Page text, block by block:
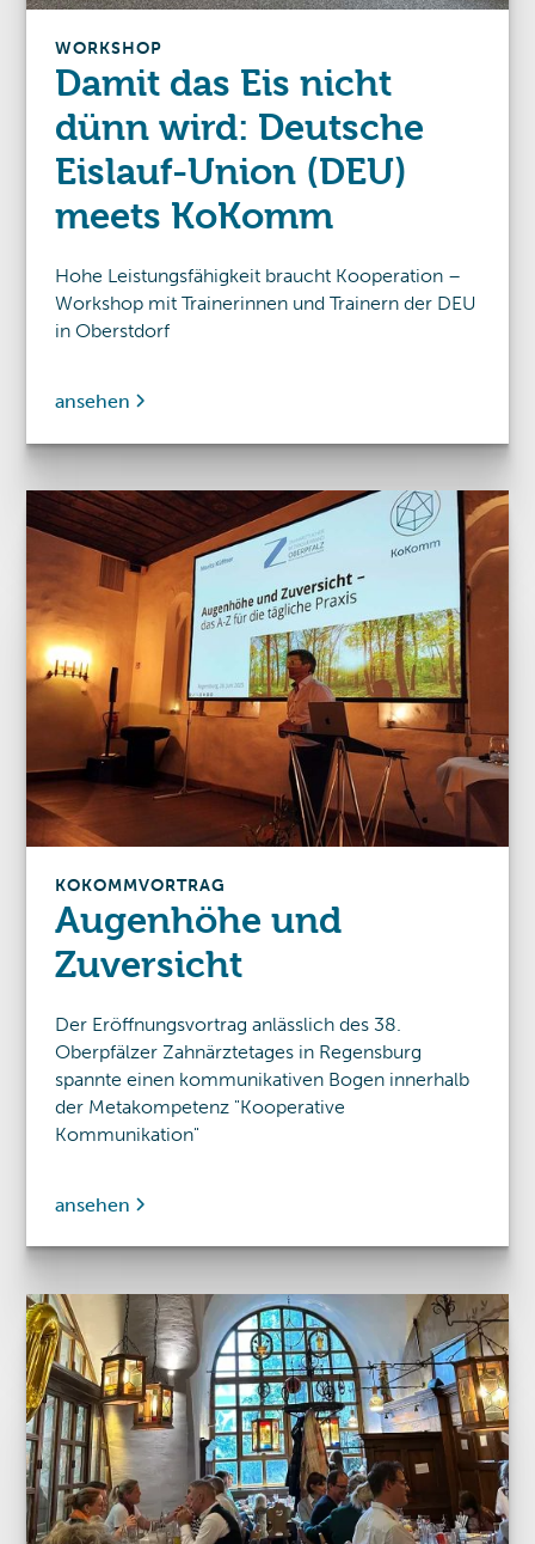
WORKSHOP
Damit das Eis nicht
dünn wird: Deutsche
Eislauf-Union (DEU)
meets KoKomm
Hohe Leistungsfähigkeit braucht Kooperation –
Workshop mit Trainerinnen und Trainern der DEU
in Oberstdorf
ansehen
KOKOMMVORTRAG
Augenhöhe und
Zuversicht
Der Eröffnungsvortrag anlässlich des 38.
Oberpfälzer Zahnärztetages in Regensburg
spannte einen kommunikativen Bogen innerhalb
der Metakompetenz "Kooperative
Kommunikation"
ansehen